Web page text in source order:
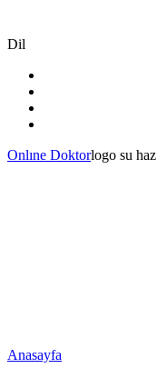
Dil
Onlıne Doktorlogo su haz
Anasayfa